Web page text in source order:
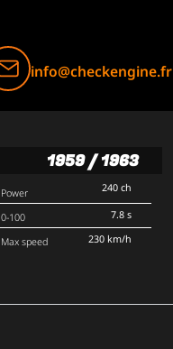
info@checkengine.fr
1959 / 1963
Power
0-100
Max speed
240 ch
7.8 s
230 km/h